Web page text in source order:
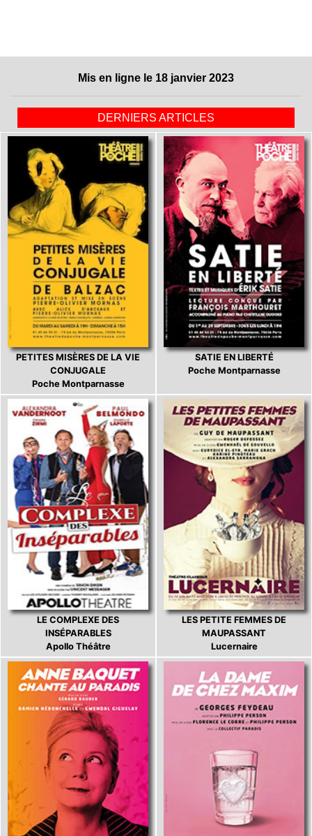
Mis en ligne le 18 janvier 2023
DERNIERS ARTICLES
PETITES MISÈRES DE LA VIE
CONJUGALE
Poche Montparnasse
SATIE EN LIBERTÉ
Poche Montparnasse
LE COMPLEXE DES
INSÉPARABLES
Apollo Théâtre
LES PETITE FEMMES DE
MAUPASSANT
Lucernaire